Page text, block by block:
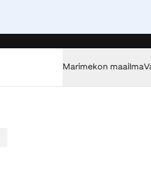
Marimekon maailma